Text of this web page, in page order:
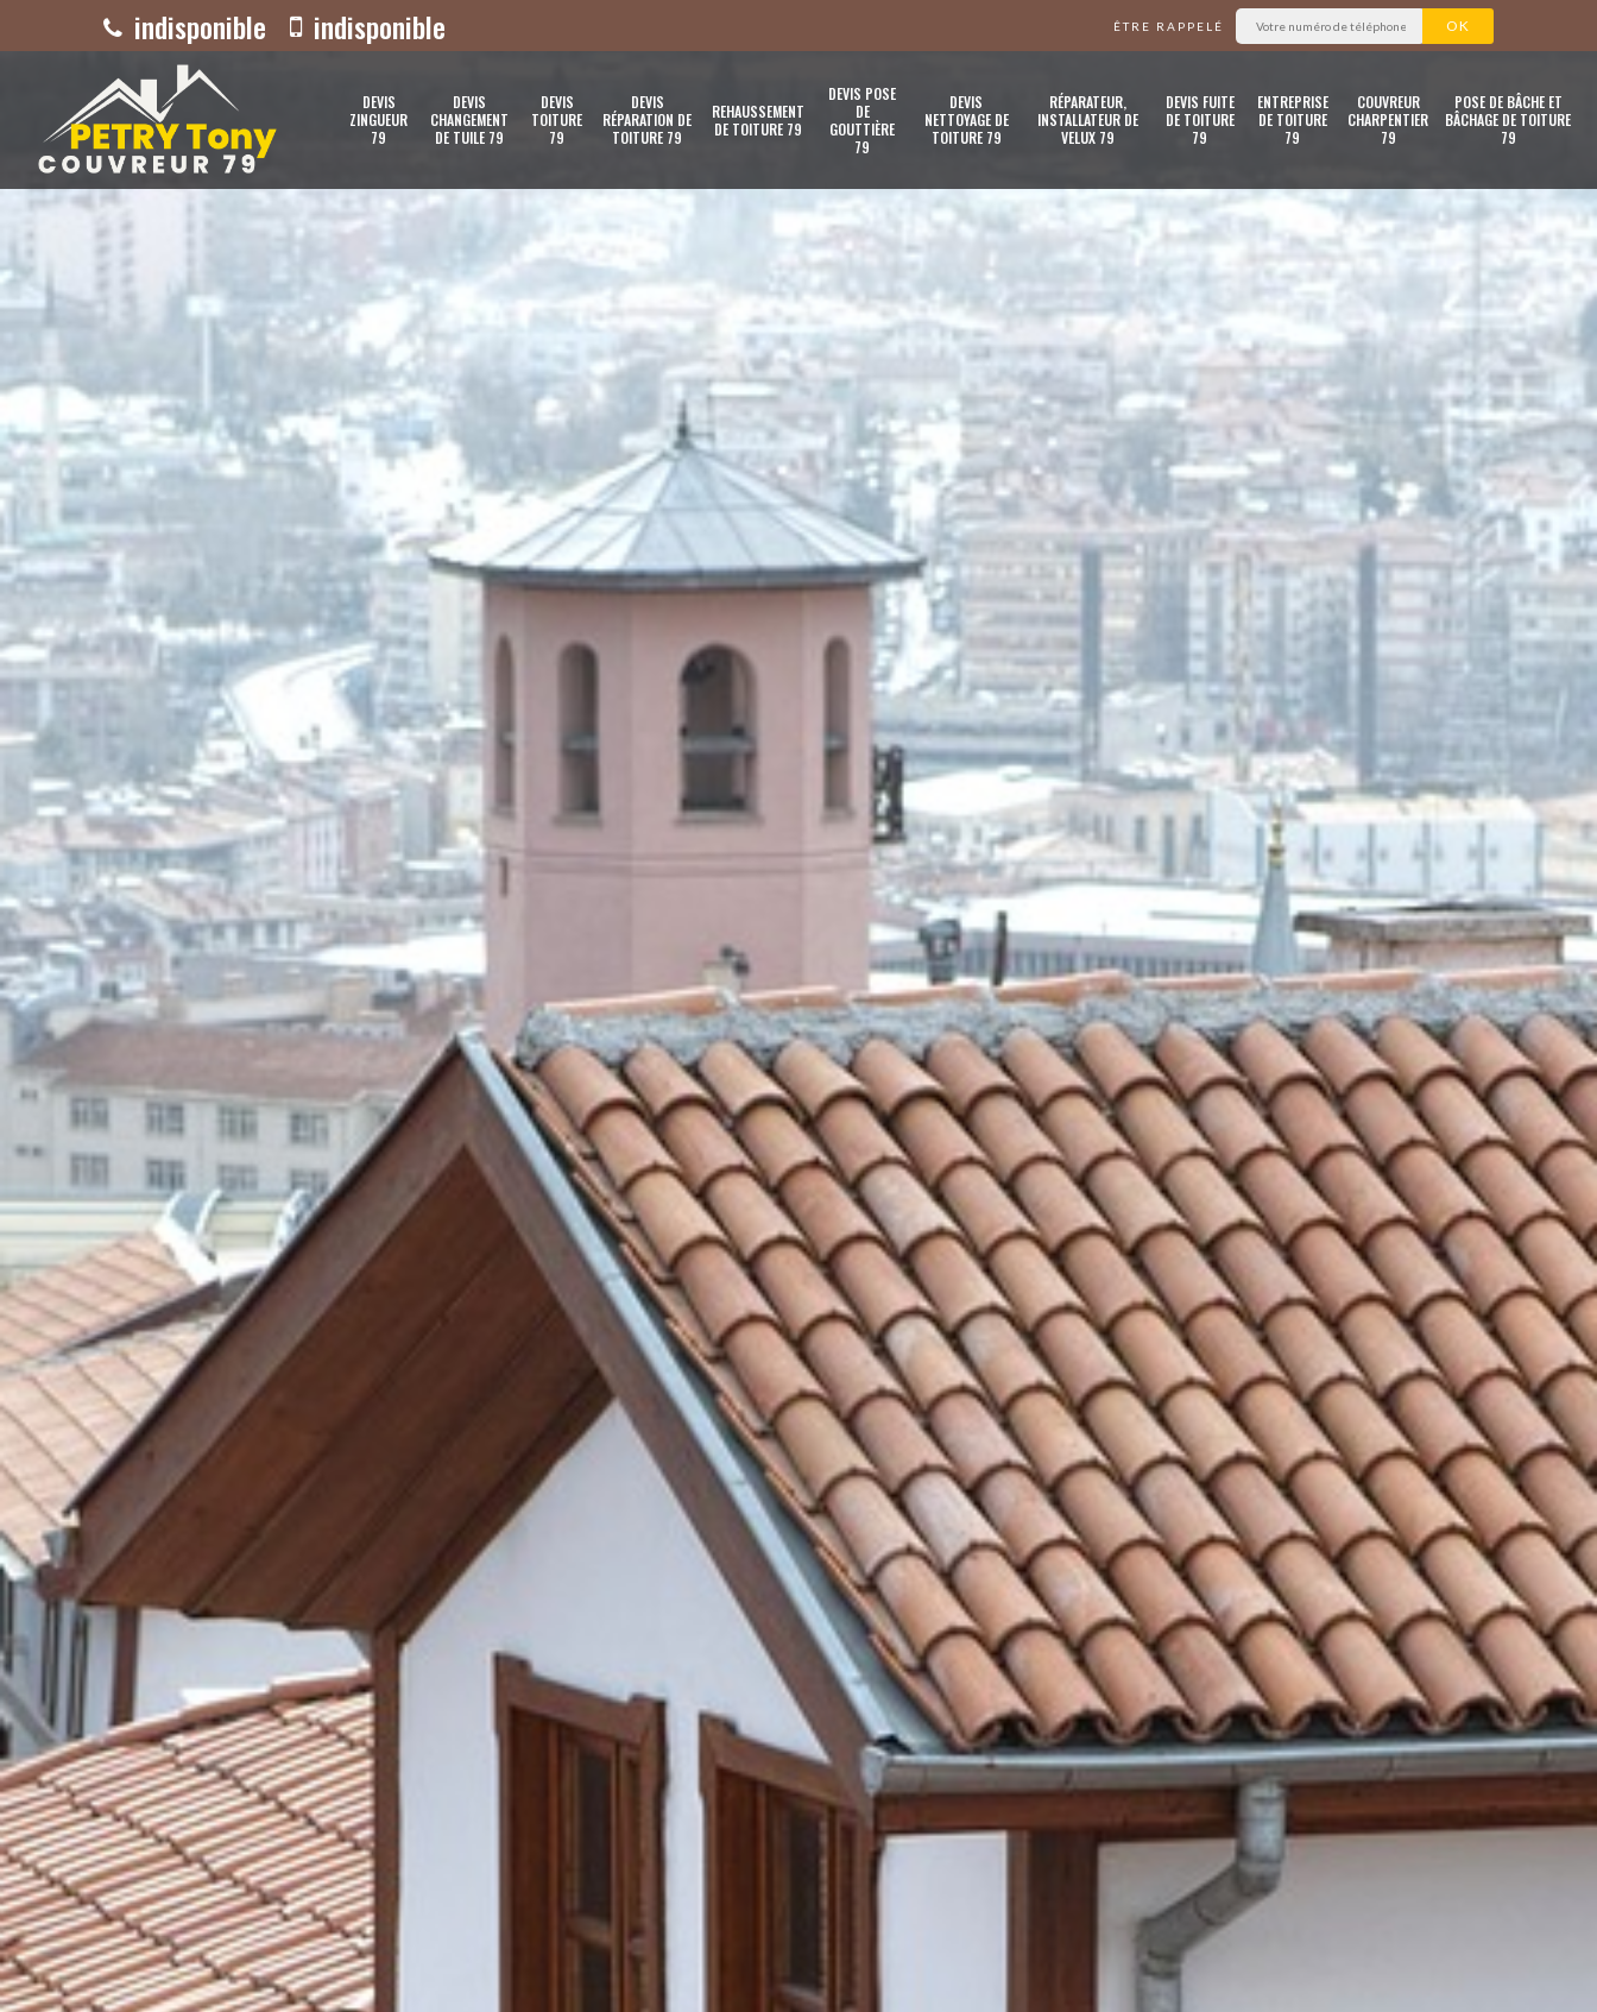
indisponible indisponible ÊTRE RAPPELÉ
DEVIS
ZINGUEUR
79
DEVIS
CHANGEMENT
DE TUILE 79
DEVIS
TOITURE
79
DEVIS
RÉPARATION DE
TOITURE 79
REHAUSSEMENT
DE TOITURE 79
DEVIS POSE
DE
GOUTTIÈRE
79
DEVIS
NETTOYAGE DE
TOITURE 79
RÉPARATEUR,
INSTALLATEUR DE
VELUX 79
DEVIS FUITE
DE TOITURE
79
ENTREPRISE
DE TOITURE
79
COUVREUR
CHARPENTIER
79
POSE DE BÂCHE ET
BÂCHAGE DE TOITURE
79